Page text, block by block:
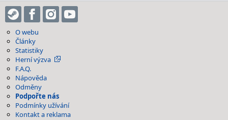
O webu
Články
Statistiky
Herní výzva
F.A.Q.
Nápověda
Odměny
Podpořte nás
Podmínky užívání
Kontakt a reklama